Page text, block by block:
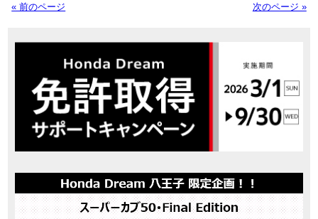
« 前のページ 次のページ »